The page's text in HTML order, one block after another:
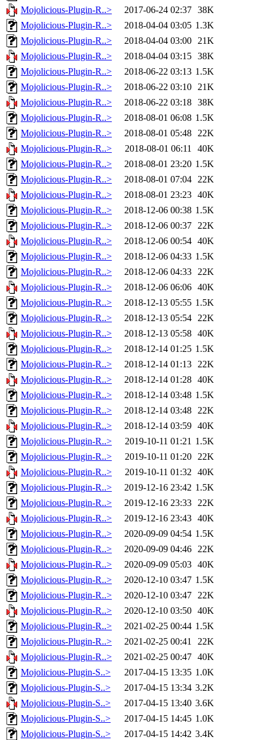
Mojolicious-Plugin-R..> 2017-06-24 02:37 38K
Mojolicious-Plugin-R..>
2018-04-04 03:05 1.3K
Mojolicious-Plugin-R..>
2018-04-04 03:00 21K
Mojolicious-Plugin-R..>
2018-04-04 03:15 38K
Mojolicious-Plugin-R..>
2018-06-22 03:13 1.5K
Mojolicious-Plugin-R..>
2018-06-22 03:10 21K
Mojolicious-Plugin-R..>
2018-06-22 03:18 38K
Mojolicious-Plugin-R..>
2018-08-01 06:08 1.5K
Mojolicious-Plugin-R..>
2018-08-01 05:48 22K
Mojolicious-Plugin-R..>
2018-08-01 06:11
40K
Mojolicious-Plugin-R..>
2018-08-01 23:20 1.5K
Mojolicious-Plugin-R..>
2018-08-01 07:04 22K
Mojolicious-Plugin-R..>
2018-08-01 23:23 40K
Mojolicious-Plugin-R..>
2018-12-06 00:38 1.5K
Mojolicious-Plugin-R..>
2018-12-06 00:37 22K
Mojolicious-Plugin-R..>
2018-12-06 00:54 40K
Mojolicious-Plugin-R..>
2018-12-06 04:33 1.5K
Mojolicious-Plugin-R..>
2018-12-06 04:33 22K
Mojolicious-Plugin-R..>
2018-12-06 06:06 40K
Mojolicious-Plugin-R..>
2018-12-13 05:55 1.5K
Mojolicious-Plugin-R..>
2018-12-13 05:54 22K
Mojolicious-Plugin-R..>
2018-12-13 05:58 40K
Mojolicious-Plugin-R..>
2018-12-14 01:25 1.5K
Mojolicious-Plugin-R..>
2018-12-14 01:13 22K
Mojolicious-Plugin-R..>
2018-12-14 01:28 40K
Mojolicious-Plugin-R..>
2018-12-14 03:48 1.5K
Mojolicious-Plugin-R..>
2018-12-14 03:48 22K
Mojolicious-Plugin-R..>
2018-12-14 03:59 40K
Mojolicious-Plugin-R..>
2019-10-11 01:21 1.5K
Mojolicious-Plugin-R..>
2019-10-11 01:20 22K
Mojolicious-Plugin-R..>
2019-10-11 01:32 40K
Mojolicious-Plugin-R..>
2019-12-16 23:42 1.5K
Mojolicious-Plugin-R..>
2019-12-16 23:33 22K
Mojolicious-Plugin-R..>
2019-12-16 23:43 40K
Mojolicious-Plugin-R..>
2020-09-09 04:54 1.5K
Mojolicious-Plugin-R..>
2020-09-09 04:46 22K
Mojolicious-Plugin-R..>
2020-09-09 05:03 40K
Mojolicious-Plugin-R..>
2020-12-10 03:47 1.5K
Mojolicious-Plugin-R..>
2020-12-10 03:47 22K
Mojolicious-Plugin-R..>
2020-12-10 03:50 40K
Mojolicious-Plugin-R..>
2021-02-25 00:44 1.5K
Mojolicious-Plugin-R..>
2021-02-25 00:41
22K
Mojolicious-Plugin-R..>
2021-02-25 00:47 40K
Mojolicious-Plugin-S..>
2017-04-15 13:35 1.0K
Mojolicious-Plugin-S..>
2017-04-15 13:34 3.2K
Mojolicious-Plugin-S..>
2017-04-15 13:40 3.6K
Mojolicious-Plugin-S..>
2017-04-15 14:45 1.0K
Mojolicious-Plugin-S..>
2017-04-15 14:42 3.4K